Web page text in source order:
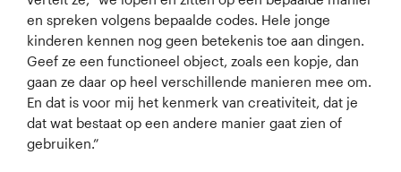
en spreken volgens bepaalde codes. Hele jonge
kinderen kennen nog geen betekenis toe aan dingen.
Geef ze een functioneel object, zoals een kopje, dan
gaan ze daar op heel verschillende manieren mee om.
En dat is voor mij het kenmerk van creativiteit, dat je
dat wat bestaat op een andere manier gaat zien of
gebruiken.”